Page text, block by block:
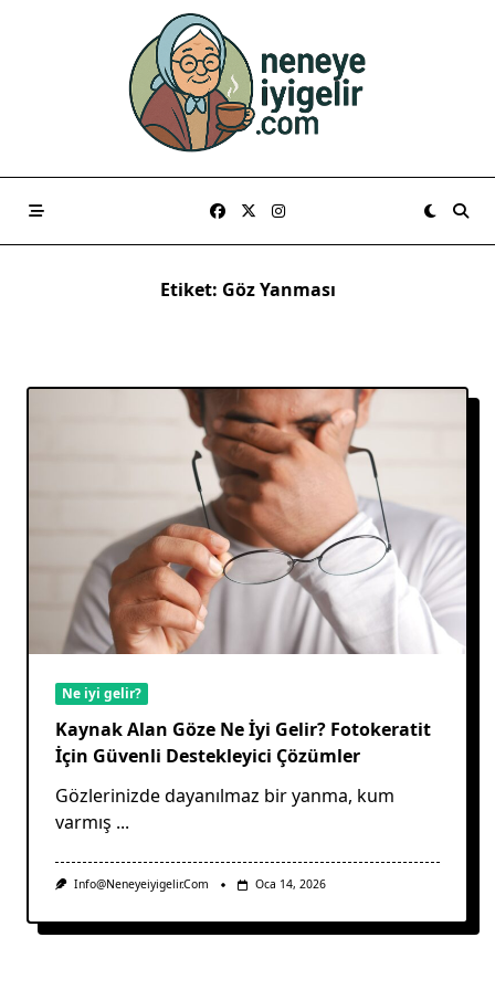
Etiket: Göz Yanması
Ne iyi gelir?
Kaynak Alan Göze Ne İyi Gelir? Fotokeratit
İçin Güvenli Destekleyici Çözümler
Gözlerinizde dayanılmaz bir yanma, kum
varmış ...
Info@neneyeiyigelir.com Oca 14, 2026